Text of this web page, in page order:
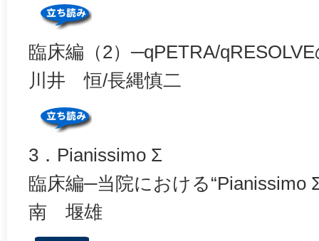
臨床編（2）─qPETRA/
川井 恒/長縄慎二
3．Pianissimo Σ
臨床編─当院における“Pianissimo
南 堰雄